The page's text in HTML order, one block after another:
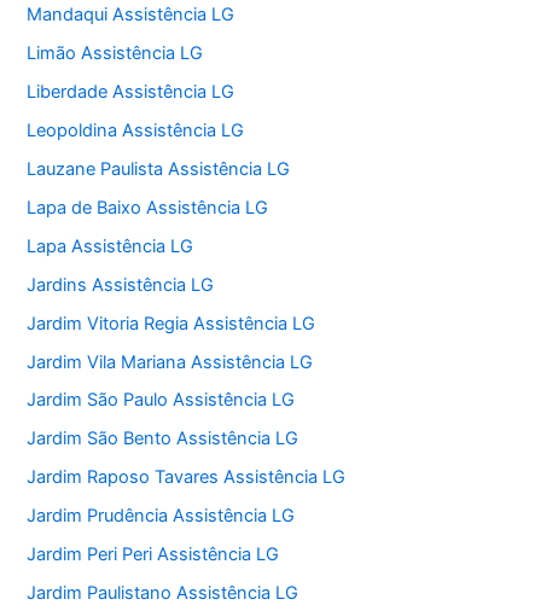
Mandaqui Assistência LG
Limão Assistência LG
Liberdade Assistência LG
Leopoldina Assistência LG
Lauzane Paulista Assistência LG
Lapa de Baixo Assistência LG
Lapa Assistência LG
Jardins Assistência LG
Jardim Vitoria Regia Assistência LG
Jardim Vila Mariana Assistência LG
Jardim São Paulo Assistência LG
Jardim São Bento Assistência LG
Jardim Raposo Tavares Assistência LG
Jardim Prudência Assistência LG
Jardim Peri Peri Assistência LG
Jardim Paulistano Assistência LG